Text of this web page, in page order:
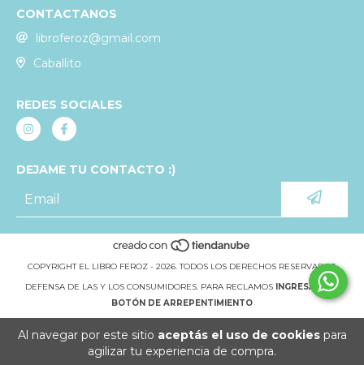
Al navegar por este sitio aceptás el uso de cookiespara
agilizar tu experiencia de compra.
CONTACTANOS
libroferoz@gmail.com
Caballito
REDES SOCIALES
DEJAME TU CONTACTO :)
COPYRIGHT EL LIBRO FEROZ - 2026. TODOS LOS DERECHOS RESERVADOS.
DEFENSA DE LAS Y LOS CONSUMIDORES. PARA RECLAMOS
INGRESÁ ACÁ.
BOTÓN DE ARREPENTIMIENTO